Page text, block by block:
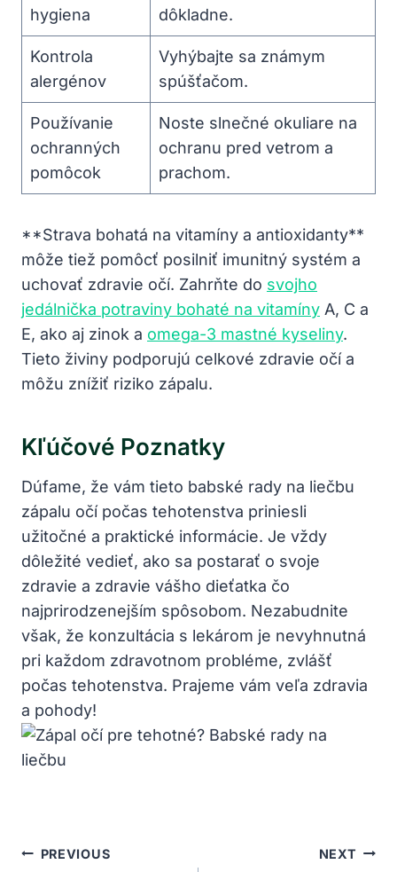
hygiena
dôkladne.
Kontrola
alergénov
Vyhýbajte ⁤sa známym
⁢spúšťačom.
Používanie
‌ochranných⁢
pomôcok
Noste slnečné okuliare na
ochranu pred vetrom a
prachom.
**Strava ⁤bohatá⁣ na vitamíny a antioxidanty**⁤
môže tiež pomôcť posilniť imunitný systém a
uchovať zdravie očí.‌ Zahrňte ⁢do svojho
jedálnička potraviny bohaté na vitamíny A, C a
E, ako aj zinok​ a omega-3 mastné kyseliny.⁤
Tieto ⁢živiny podporujú celkové ​zdravie očí ‌a
môžu znížiť riziko zápalu.
Kľúčové​ Poznatky
Dúfame, že vám tieto babské ⁣rady ​na liečbu
zápalu očí počas⁤ tehotenstva priniesli
⁤užitočné ⁤a praktické informácie.⁣ Je vždy
dôležité ⁢vedieť, ako sa postarať o ​svoje
zdravie a zdravie vášho dieťatka čo
najprirodzenejším spôsobom.‍ Nezabudnite
však, že konzultácia s‌ lekárom je nevyhnutná
pri ​každom zdravotnom probléme, zvlášť
počas tehotenstva. Prajeme vám veľa zdravia
⁢a pohody!
Navigácia
PREVIOUS NEXT